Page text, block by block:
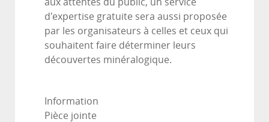
d'expertise gratuite sera aussi proposée
par les organisateurs à celles et ceux qui
souhaitent faire déterminer leurs
découvertes minéralogique.
Information
Pièce jointe